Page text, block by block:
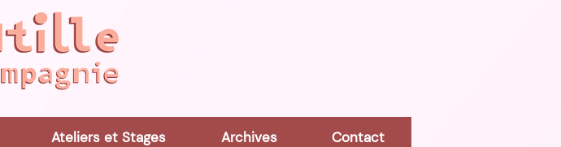
Ateliers et Stages Archives Contact